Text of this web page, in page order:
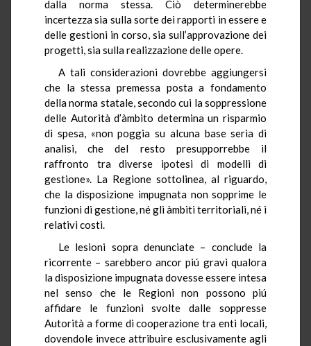
dalla norma stessa. Ciò determinerebbe
incertezza sia sulla sorte dei rapporti in essere e
delle gestioni in corso, sia sull’approvazione dei
progetti, sia sulla realizzazione delle opere.
A tali considerazioni dovrebbe aggiungersi
che la stessa premessa posta a fondamento
della norma statale, secondo cui la soppressione
delle Autorità d’àmbito determina un risparmio
di spesa, «non poggia su alcuna base seria di
analisi, che del resto presupporrebbe il
raffronto tra diverse ipotesi di modelli di
gestione». La Regione sottolinea, al riguardo,
che la disposizione impugnata non sopprime le
funzioni di gestione, né gli àmbiti territoriali, né i
relativi costi.
Le lesioni sopra denunciate – conclude la
ricorrente – sarebbero ancor piú gravi qualora
la disposizione impugnata dovesse essere intesa
nel senso che le Regioni non possono piú
affidare le funzioni svolte dalle soppresse
Autorità a forme di cooperazione tra enti locali,
dovendole invece attribuire esclusivamente agli